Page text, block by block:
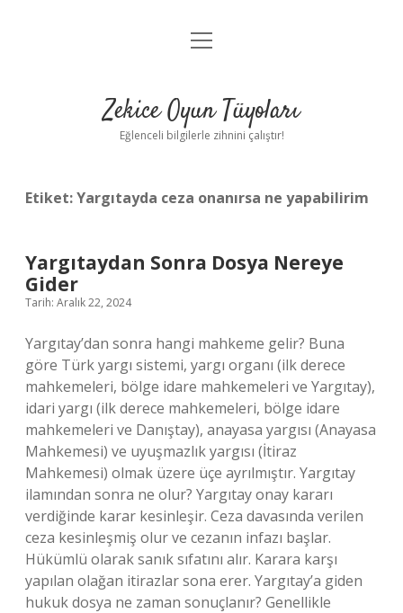
Anasayfa
Yasal Uyarı
menüyü
Zekice Oyun Tüyoları
Eğlenceli bilgilerle zihnini çalıştır!
Etiket:Yargıtayda ceza onanırsa ne yapabilirim
Yargıtaydan Sonra Dosya Nereye
Gider
Tarih: Aralık 22, 2024
Yargıtay’dan sonra hangi mahkeme gelir? Buna
göre Türk yargı sistemi, yargı organı (ilk derece
mahkemeleri, bölge idare mahkemeleri ve Yargıtay),
idari yargı (ilk derece mahkemeleri, bölge idare
mahkemeleri ve Danıştay), anayasa yargısı (Anayasa
Mahkemesi) ve uyuşmazlık yargısı (İtiraz
Mahkemesi) olmak üzere üçe ayrılmıştır. Yargıtay
ilamından sonra ne olur? Yargıtay onay kararı
verdiğinde karar kesinleşir. Ceza davasında verilen
ceza kesinleşmiş olur ve cezanın infazı başlar.
Hükümlü olarak sanık sıfatını alır. Karara karşı
yapılan olağan itirazlar sona erer. Yargıtay’a giden
hukuk dosya ne zaman sonuçlanır? Genellikle